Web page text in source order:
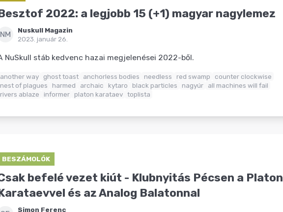
2022: a legjobb 15 (+1) magyar nagylemez
NM
Nuskull Magazin
2023. január 26.
NuSkull stáb kedvenc hazai megjelenései 2022-ből.
another way ghost toast anchorless bodies needless red swamp
counter clockwise
nest of plagues
harmed archaic kytaro black particles nagyúr
all machines will fail
rivers ablaze
informer platon karataev toplista
BESZÁMOLÓK
befelé vezet kiút - Klubnyitás Pécsen a Platon
és az Analog Balatonnal
Simon Ferenc